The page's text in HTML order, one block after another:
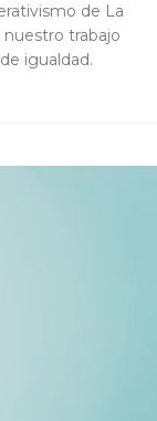
de La
trabajo
igualdad.